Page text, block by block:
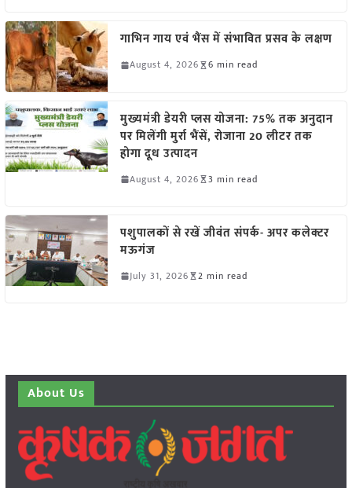
गाभिन गाय एवं भैंस में संभावित प्रसव के लक्षण
August 4, 2026 6 min read
मुख्यमंत्री डेयरी प्लस योजना: 75% तक अनुदान
पर मिलेंगी मुर्रा भैंसें, रोजाना 20 लीटर तक
होगा दूध उत्पादन
August 4, 2026 3 min read
पशुपालकों से रखें जीवंत संपर्क- अपर कलेक्टर
मऊगंज
July 31, 2026 2 min read
About Us